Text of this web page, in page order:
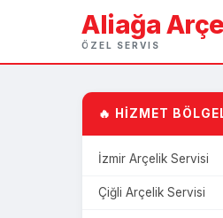
Aliağa
ÖZEL SERVIS
🔥 HİZMET
İzmir Arçelik Servisi
Çiğli Arçelik Servisi